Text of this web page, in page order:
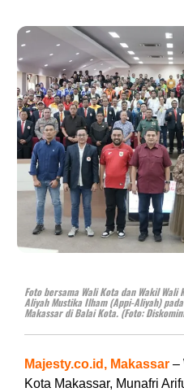
Foto bersama Wali Kota dan Wakil
Aliyah Mustika Ilham (Appi-Aliyah)
Makassar di Balai Kota. (Foto:
Majesty.co.id, Makassar –
Kota Makassar, Munafri